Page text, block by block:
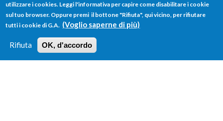
utilizzare i cookies. Leggi l'informativa per capire come disabilitare i cookie
sul tuo browser. Oppure premi il bottone "Rifiuta", qui vicino, per rifiutare
tutti i cookie di G.A. (Voglio saperne di più)
Rifiuta OK, d'accordo
FORM
DI
RICERCA
Main menu
HOME TUTTI I PROFILI
LOGIN